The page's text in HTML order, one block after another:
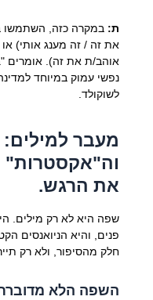
ת:
נפשי עמוק במיוחד
לשוקולד.
מעבר למילים:
וה"אקסטרות"
את הרגש.
שפה היא לא רק מילים.
פנים, והיא הניואנסים
חלק מהסיפור, ולא רק
השפה הלא